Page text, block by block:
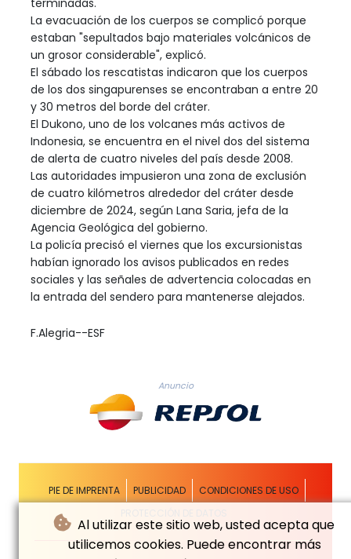
Al utilizar este sitio web, usted acepta que
utilicemos cookies. Puede encontrar más
La evacuación de los cuerpos se complicó porque
estaban "sepultados bajo materiales volcánicos de
un grosor considerable", explicó.
El sábado los rescatistas indicaron que los cuerpos
de los dos singapurenses se encontraban a entre 20
y 30 metros del borde del cráter.
El Dukono, uno de los volcanes más activos de
Indonesia, se encuentra en el nivel dos del sistema
de alerta de cuatro niveles del país desde 2008.
Las autoridades impusieron una zona de exclusión
de cuatro kilómetros alrededor del cráter desde
diciembre de 2024, según Lana Saria, jefa de la
Agencia Geológica del gobierno.
La policía precisó el viernes que los excursionistas
habían ignorado los avisos publicados en redes
sociales y las señales de advertencia colocadas en
la entrada del sendero para mantenerse alejados.
F.Alegria--ESF
Anuncio
PIE DE IMPRENTA PUBLICIDAD
CONDICIONES DE USO